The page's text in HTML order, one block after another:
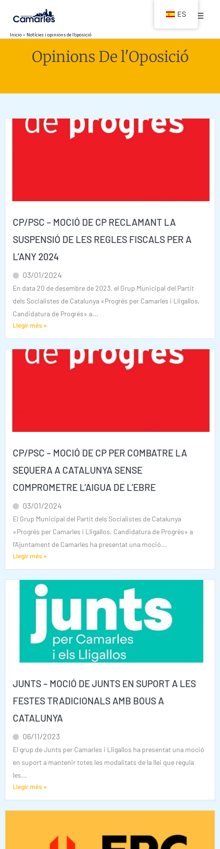
contenido
Inicio Notícies i opinions de l’oposició
Opinions De l'Oposició
CP/PSC – MOCIÓ DE CP RECLAMANT LA
SUSPENSIÓ DE LES REGLES FISCALS PER A
L’ANY 2024
03/01/2024
En data 20 de desembre de 2023, el Grup Municipal del Partit
dels Socialistes de Catalunya «Progrés per Camarles i Lligallos,
Candidatura de Progrés» a...
Llegir més +
CP/PSC – MOCIÓ DE CP PER COMBATRE LA
SEQUERA A CATALUNYA SENSE
COMPROMETRE L’AIGUA DE L’EBRE
03/01/2024
El Grup Municipal del Partit dels Socialistes de Catalunya
«Progrés per Camarles i Lligallos, Candidatura de Progrés» a
l’Ajuntament de Camarles ha presentat una moció...
Llegir més +
JUNTS – MOCIÓ DE JUNTS EN SUPORT A LES
FESTES TRADICIONALS AMB BOUS A
CATALUNYA
06/11/2023
El grup de Junts per Camarles i Lligallos ha presentat una moció
en suport a mantenir totes les modalitats de la llei que regula
les...
Llegir més +
ES